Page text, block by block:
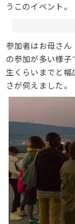
うこのイベント。
参加者はお母さ
の参加が多い様
生くらいまでと
さが伺えました。